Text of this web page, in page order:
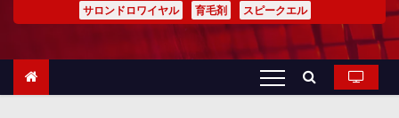
サロンドロワイヤル
育毛剤 スピークエル